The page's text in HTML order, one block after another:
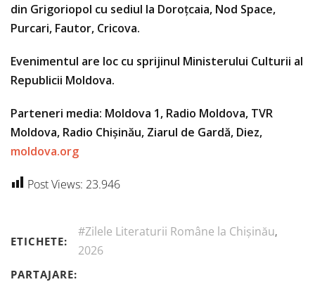
din Grigoriopol cu sediul la Doroțcaia, Nod Space,
Purcari, Fautor, Cricova.
Evenimentul are loc cu sprijinul Ministerului Culturii al
Republicii Moldova.
Parteneri media: Moldova 1, Radio Moldova, TVR
Moldova, Radio Chișinău, Ziarul de Gardă, Diez,
moldova.org
Post Views: 23.946
ETICHETE:
#Zilele Literaturii Române la Chișinău,
2026
PARTAJARE: